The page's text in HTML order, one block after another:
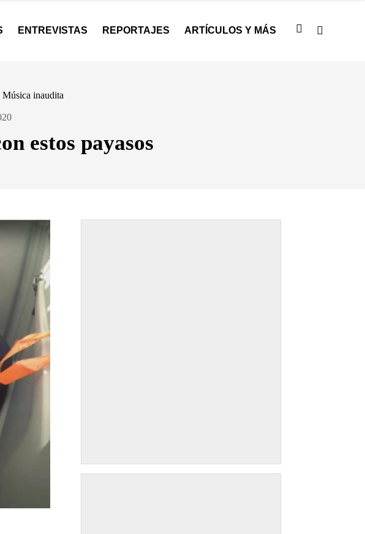
ENTREVISTAS REPORTAJES ARTÍCULOS Y MÁS
Música inaudita
estos payasos